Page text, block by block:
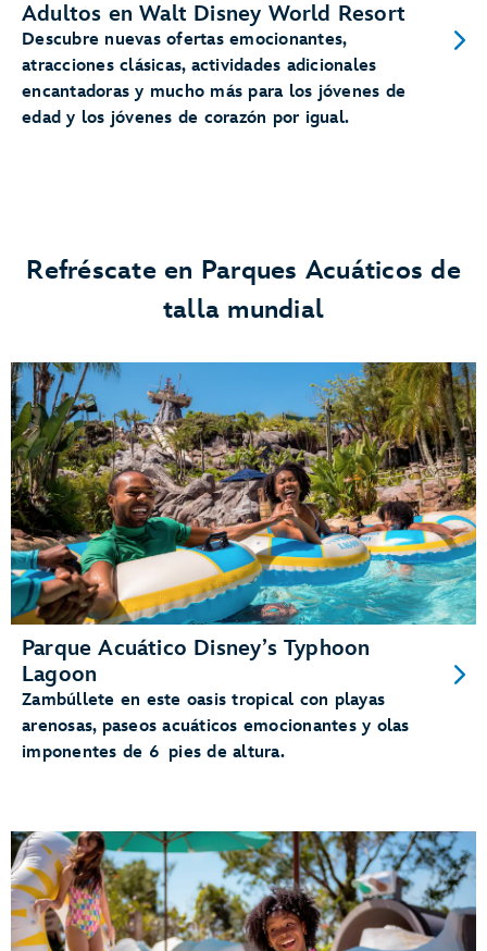
Adultos en Walt Disney World Resort
Descubre nuevas ofertas emocionantes,
atracciones clásicas, actividades adicionales
encantadoras y mucho más para los jóvenes de
edad y los jóvenes de corazón por igual.
Refréscate en Parques Acuáticos de
talla mundial
Parque Acuático Disney’s Typhoon
Lagoon
Zambúllete en este oasis tropical con playas
arenosas, paseos acuáticos emocionantes y olas
imponentes de 6 pies de altura.